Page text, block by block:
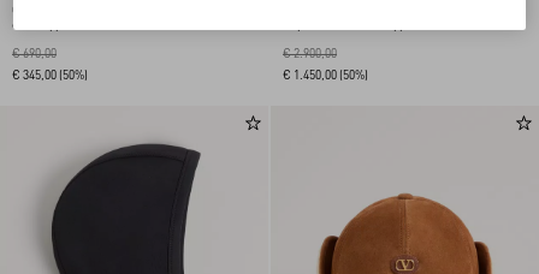
Claquettes Viva Superstar Slide en
cuir nappa et croûte de cuir
€ 690,00
€ 345,00 (50%)
€ 2.900,00
€ 1.450,00 (50%)